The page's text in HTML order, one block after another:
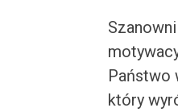
Państwo
który